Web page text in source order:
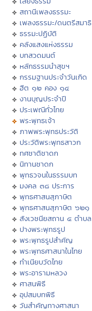
สถานีเพลงธรรมะ
เพลงธรรมะ/ดนตรีสมาธิ
ธรรมะปฏิบัติ
คลังแสงแห่งธรรม
บทสวดมนต์
หลักธรรมนำสุขฯ
กรรมฐานประจำวันเกิด
ฮีต ๑๒ คอง ๑๔
งานบุญประจำปี
ประเพณีทั่วไทย
พระพุทธเจ้า
ภาพพระพุทธประวัติ
ประวัติพระพุทธสาวก
ทศชาติชาดก
นิทานชาดก
พุทธวจนในธรรมบท
มงคล ๓๘ ประการ
พุทธศาสนสุภาษิต
พุทธศาสนสุภาษิต ๖๒๑
สังเวชนียสถาน ๔ ตำบล
ปางพระพุทธรูป
พระพุทธรูปสำคัญ
พระพุทธศาสนาในไทย
ทำเนียบวัดไทย
พระอารามหลวง
ศาสนพิธี
อุปสมบทพิธี
วันสำคัญทางศาสนา